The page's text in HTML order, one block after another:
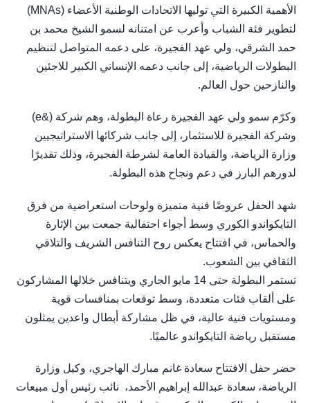
الأهمية الكبيرة التي توليها الاتحادات الوطنية الأعضاء (MNAs)
لتطوير فئة الشباب وأعرب عن امتنانه لسمو الشيخ محمد بن
حمد الشرقي، ولي عهد الفجيرة، على دعمه المتواصل لتنظيم
البطولات الرياضية، إلى جانب دعمه الإنساني الكبير للاجئين
والنازحين حول العالم.
وكرّم سمو ولي عهد الفجيرة رعاة البطولة، وهم شركة (&e)
وشركة الفجيرة للاستثمار، إلى جانب شركائها الاستراتيجيين
وزارة الرياضة، والقيادة العامة لشرطة الفجيرة، وذلك تقديرًا
لدورهم البارز في دعم ونجاح هذه البطولة.
شهد الحفل عروضًا فنية متميزة ولوحات استعراضية من فرق
التايكواندو الكوري وسط أجواء احتفالية جمعت بين الإثارة
والحماس، في افتتاح يعكس روح التنافس الشريف والتلاقي
الثقافي بين الشعوب.
تستمر البطولة حتى 14 مايو الجاري ويتنافس خلالها المشاركون
على ألقاب فئات متعددة، وسط توقعات بمنافسات قوية
ومستويات فنية عالية، في ظل مشاركة أبطال واعدين يمثلون
مستقبل رياضة التايكواندو عالميًا.
حضر حفل الافتتاح سعادة غانم مبارك الهاجري، وكيل وزارة
الرياضة، سعادة عبدالله إبراهيم الأحمد، نائب رئيس أول مبيعات